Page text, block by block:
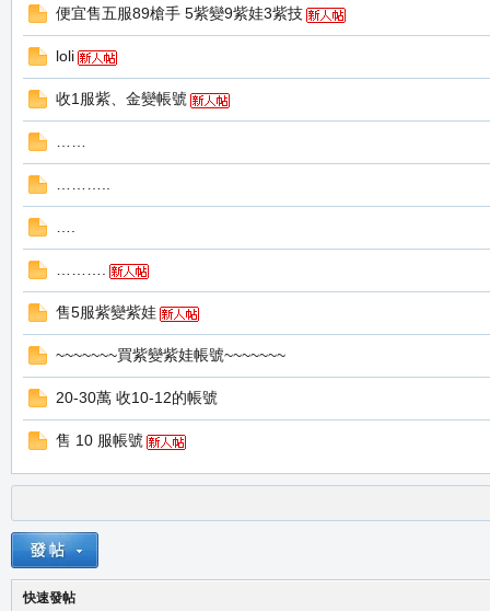
便宜售五服89槍手 5紫變9紫娃3紫技
loli
收1服紫、金變帳號
售5服紫變紫娃
~~~~~~~買紫變紫娃帳號~~~~~~~
20-30萬 收10-12的帳號
售 10 服帳號
快速發帖